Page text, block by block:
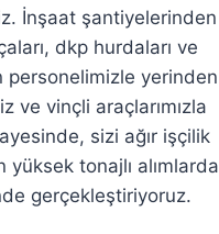
İnşaat şantiyelerinden
dkp hurdaları ve
personelimizle yerinden
ve vinçli araçlarımızla
sizi ağır işçilik
tonajlı alımlarda
gerçekleştiriyoruz.